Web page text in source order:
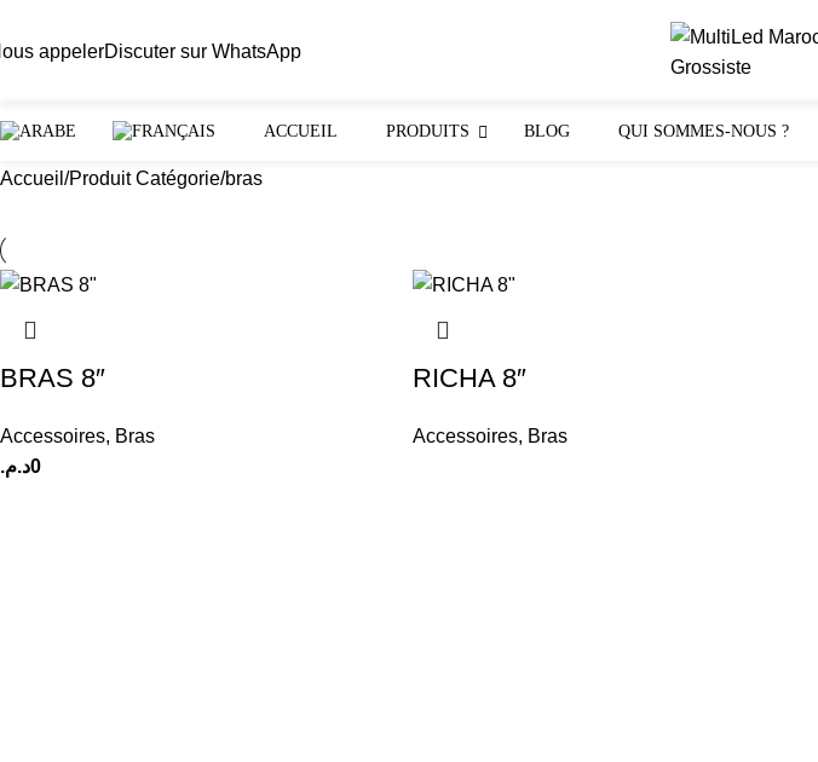
appelerDiscuter sur WhatsApp
ACCUEIL PRODUITS BLOG QUI SOMMES-NOUS ?
Accueil Produit Catégorie bras
BRAS 8″
Accessoires, Bras
0د.م.
RICHA 8″
Accessoires, Bras